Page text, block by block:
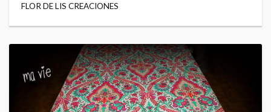
FLOR DE LIS CREACIONES